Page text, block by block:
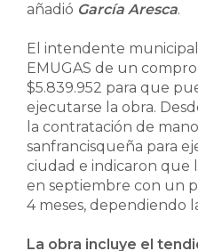
añadió García Aresca.
El intendente
EMUGAS de un
$5.839.952 para que
ejecutarse la obra.
la contratación de
sanfrancisqueña para
ciudad e indicaron que
en septiembre con un
4 meses, dependiendo
La obra incluye el